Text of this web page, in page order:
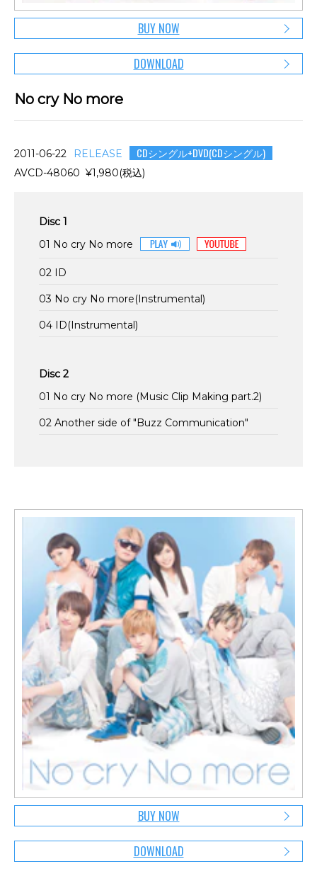
BUY NOW
DOWNLOAD
No cry No more
2011-06-22 RELEASE CDシングル+DVD(CDシングル)
AVCD-48060 ¥1,980(税込)
Disc 1
01 No cry No more
02 ID
03 No cry No more(Instrumental)
04 ID(Instrumental)
Disc 2
01 No cry No more (Music Clip Making part.2)
02 Another side of "Buzz Communication"
BUY NOW
DOWNLOAD